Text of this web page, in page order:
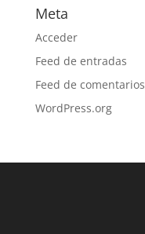
Meta
Acceder
Feed de entradas
Feed de comentarios
WordPress.org